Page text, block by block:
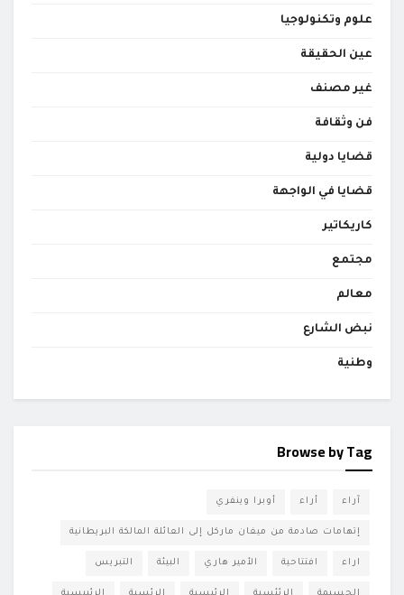
علوم وتكنولوجيا
عين الحقيقة
غير مصنف
فن وثقافة
قضايا دولية
قضايا في الواجهة
كاريكاتير
مجتمع
معالم
نبض الشارع
وطنية
Browse by Tag
آراء أراء أوبرا وينفري
إتهامات صادمة من ميغان ماركل إلى العائلة المالكة البريطانية
اراء افتتاحية الأمير هاري البيئة التبريس